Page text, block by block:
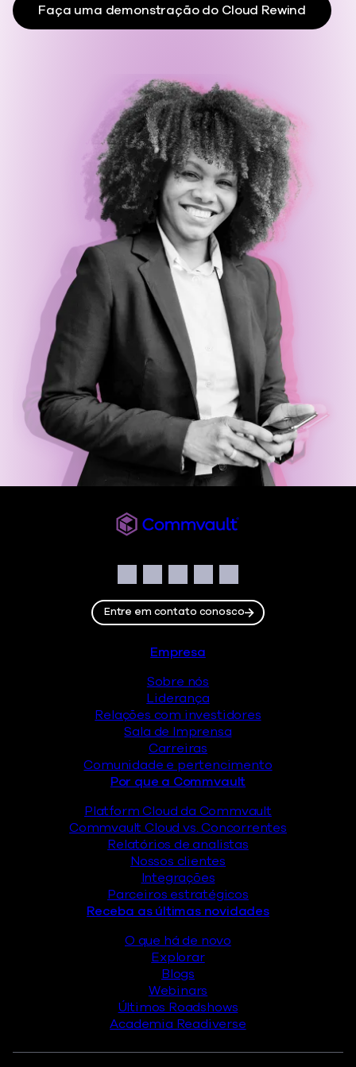
Faça uma demonstração do Cloud Rewind
Facebook
Instagram
LinkedIn
TwitterYouTube
Entre em contato conosco
Empresa
Sobre nós
Liderança
Relações com investidores
Sala de Imprensa
Carreiras
Comunidade e pertencimento
Por que a Commvault
Platform Cloud da Commvault
Commvault Cloud vs. Concorrentes
Relatórios de analistas
Nossos clientes
Integrações
Parceiros estratégicos
Receba as últimas novidades
O que há de novo
Explorar
Blogs
Webinars
Últimos Roadshows
Academia Readiverse